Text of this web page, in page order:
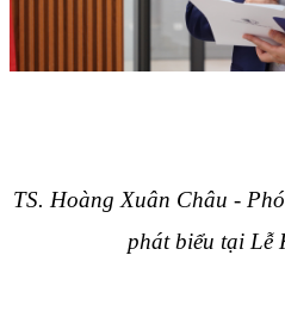
TS. Hoàng Xuân Châu -
phát biểu tại Lễ